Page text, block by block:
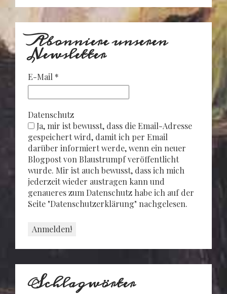
Abonniere unseren
Newsletter
E-Mail *
Datenschutz
Ja, mir ist bewusst, dass die Email-Adresse
gespeichert wird, damit ich per Email
darüber informiert werde, wenn ein neuer
Blogpost von Blaustrumpf veröffentlicht
wurde. Mir ist auch bewusst, dass ich mich
jederzeit wieder austragen kann und
genaueres zum Datenschutz habe ich auf der
Seite "Datenschutzerklärung" nachgelesen.
Schlagwörter